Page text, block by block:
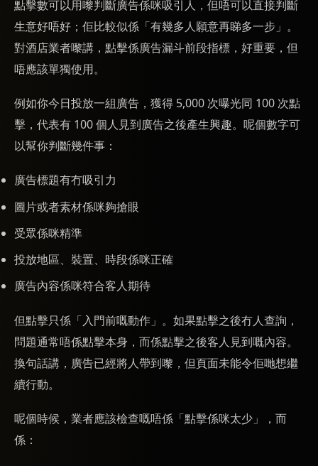
點擊數可以用嚟判斷廣告係咪吸引人，但唔可以直接判斷
生意好唔好；佢比較似係「有幾多人願意再睇多一步」。
對酒店業者嚟講，點擊係廣告漏斗前段指標，好重要，但
唔應該單獨使用。
例如你今日投放一組廣告，獲得 5,000 次曝光同 100 次點
擊，代表有 100 個人見到廣告之後產生興趣。呢個數字可
以幫你判斷幾件事：
廣告標題有冇吸引力
圖片或者素材係咪夠搶眼
受眾係咪精準
投放地區、裝置、時段係咪正確
廣告內容係咪符合客人期待
但點擊只係「入門前嘅動作」。如果點擊之後冇人查詢，
問題通常唔係點擊本身，而係點擊之後客人見到嘅內容。
換句話講，廣告已經將人帶到嚟，但頁面未能令佢哋想繼
續行動。
呢個時候，業者應該檢查嘅唔係「點擊係咪太少」，而
係：